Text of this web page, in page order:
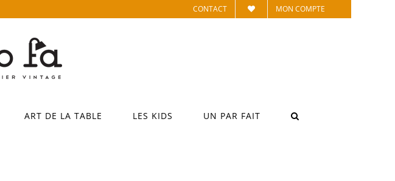
CONTACT MON COMPTE
ART DE LA TABLE LES KIDS UN PAR FAIT